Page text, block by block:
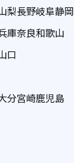
梨長野岐阜静岡
庫奈良和歌山
口
分宮崎鹿児島